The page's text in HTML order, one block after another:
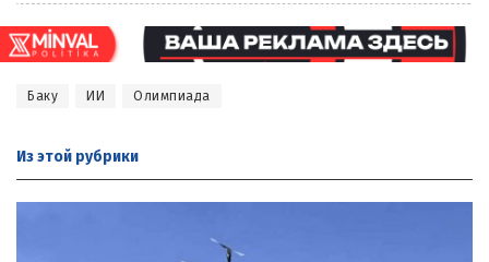
Баку ИИ Олимпиада
Из этой рубрики